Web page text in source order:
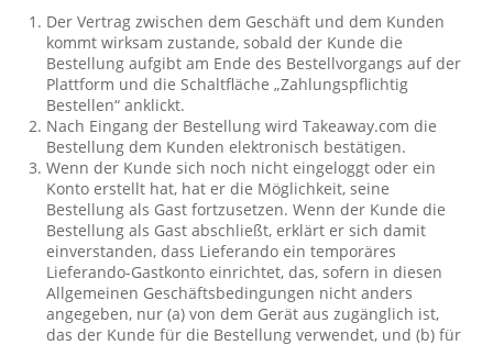
Der Vertrag zwischen dem Geschäft und dem Kunden
kommt wirksam zustande, sobald der Kunde die
Bestellung aufgibt am Ende des Bestellvorgangs auf der
Plattform und die Schaltfläche „Zahlungspflichtig
Bestellen“ anklickt.
Nach Eingang der Bestellung wird Takeaway.com die
Bestellung dem Kunden elektronisch bestätigen.
Wenn der Kunde sich noch nicht eingeloggt oder ein
Konto erstellt hat, hat er die Möglichkeit, seine
Bestellung als Gast fortzusetzen. Wenn der Kunde die
Bestellung als Gast abschließt, erklärt er sich damit
einverstanden, dass Lieferando ein temporäres
Lieferando-Gastkonto einrichtet, das, sofern in diesen
Allgemeinen Geschäftsbedingungen nicht anders
angegeben, nur (a) von dem Gerät aus zugänglich ist,
das der Kunde für die Bestellung verwendet, und (b) für